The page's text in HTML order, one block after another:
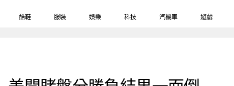
酷鞋 服裝 娛樂 科技 汽機車 遊戲